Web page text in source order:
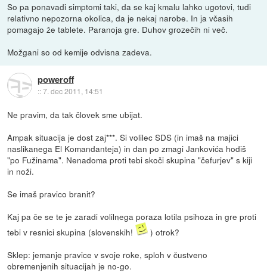
So pa ponavadi simptomi taki, da se kaj kmalu lahko ugotovi, tudi
relativno nepozorna okolica, da je nekaj narobe. In ja včasih
pomagajo že tablete. Paranoja gre. Duhov grozečih ni več.
Možgani so od kemije odvisna zadeva.
poweroff
::7. dec 2011, 14:51
Ne pravim, da tak človek sme ubijat.
Ampak situacija je dost zaj***. Si volilec SDS (in imaš na majici
naslikanega El Komandanteja) in dan po zmagi Jankovića hodiš
"po Fužinama". Nenadoma proti tebi skoči skupina "čefurjev" s kiji
in noži.
Se imaš pravico branit?
Kaj pa če se te je zaradi volilnega poraza lotila psihoza in gre proti
tebi v resnici skupina (slovenskih!
) otrok?
Sklep: jemanje pravice v svoje roke, sploh v čustveno
obremenjenih situacijah je no-go.